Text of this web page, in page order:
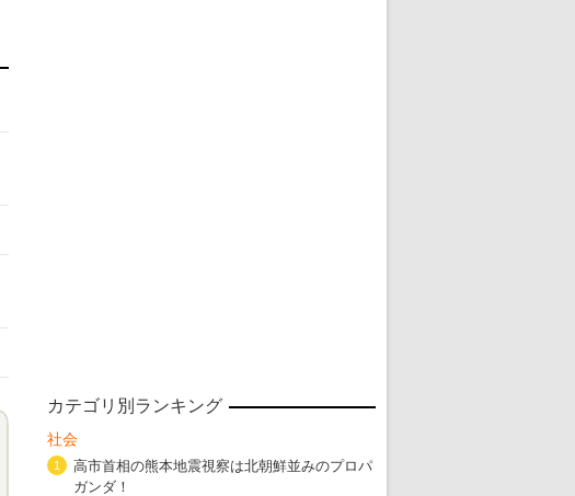
特集2
・ 五輪入場行進にすぎやまこういちの曲、杉田水脈の
カテゴリ別ランキング
社会
1
高市首相の熊本地震視察は北朝鮮並みのプロパ
ガンダ！